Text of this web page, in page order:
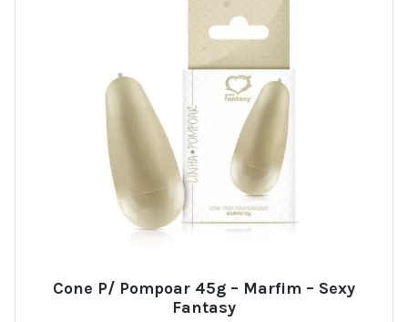
Cone P/ Pompoar 45g – Marfim – Sexy
Fantasy